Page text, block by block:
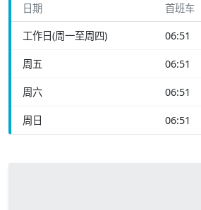
日期 首班车
工作日(周一至周四) 06:51
周五 06:51
周六 06:51
周日 06:51